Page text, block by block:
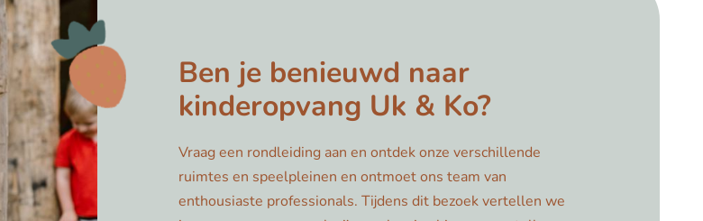
Ben je benieuwd naar
kinderopvang Uk & Ko?
Vraag een rondleiding aan en ontdek onze verschillende
ruimtes en speelpleinen en ontmoet ons team van
enthousiaste professionals. Tijdens dit bezoek vertellen we